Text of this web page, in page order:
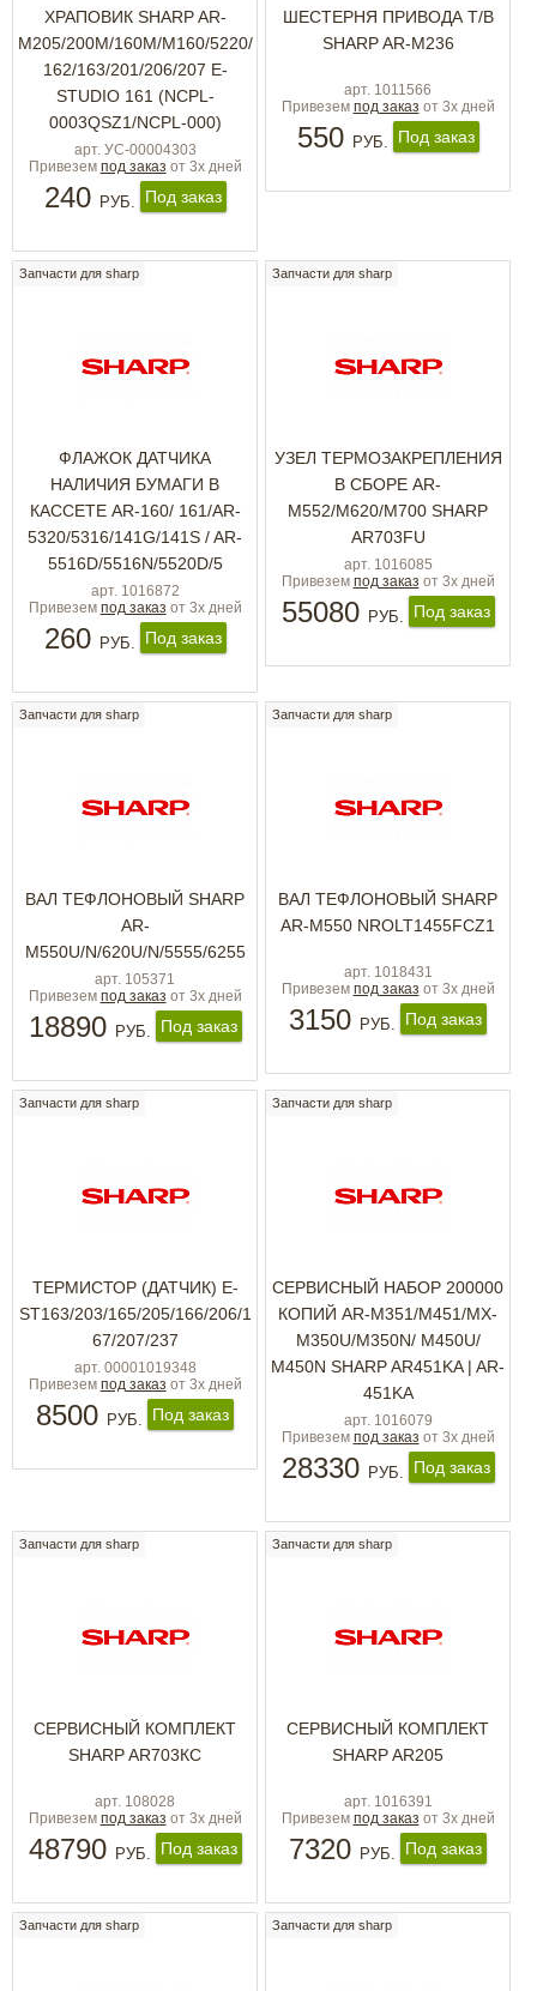
ХРАПОВИК SHARP AR-
M205/200M/160M/M160/5220/
162/163/201/206/207 E-
STUDIO 161 (NCPL-
0003QSZ1/NCPL-000)
арт. УС-00004303
Привезем под заказ от 3х дней
240 РУБ. Под заказ
ШЕСТЕРНЯ ПРИВОДА Т/В
SHARP AR-M236
арт. 1011566
Привезем под заказ от 3х дней
550 РУБ. Под заказ
Запчасти для sharp
ФЛАЖОК ДАТЧИКА
НАЛИЧИЯ БУМАГИ В
КАССЕТЕ AR-160/ 161/AR-
5320/5316/141G/141S / AR-
5516D/5516N/5520D/5
арт. 1016872
Привезем под заказ от 3х дней
260 РУБ. Под заказ
Запчасти для sharp
УЗЕЛ ТЕРМОЗАКРЕПЛЕНИЯ
В СБОРЕ AR-
M552/M620/M700 SHARP
AR703FU
арт. 1016085
Привезем под заказ от 3х дней
55080 РУБ. Под заказ
Запчасти для sharp
ВАЛ ТЕФЛОНОВЫЙ SHARP
AR-
M550U/N/620U/N/5555/6255
арт. 105371
Привезем под заказ от 3х дней
18890 РУБ. Под заказ
Запчасти для sharp
ВАЛ ТЕФЛОНОВЫЙ SHARP
AR-M550 NROLT1455FCZ1
арт. 1018431
Привезем под заказ от 3х дней
3150 РУБ. Под заказ
Запчасти для sharp
ТЕРМИСТОР (ДАТЧИК) E-
ST163/203/165/205/166/206/1
67/207/237
арт. 00001019348
Привезем под заказ от 3х дней
8500 РУБ. Под заказ
Запчасти для sharp
СЕРВИСНЫЙ НАБОР 200000
КОПИЙ AR-M351/М451/MX-
M350U/M350N/ M450U/
M450N SHARP AR451KA | AR-
451KA
арт. 1016079
Привезем под заказ от 3х дней
28330 РУБ. Под заказ
Запчасти для sharp
СЕРВИСНЫЙ КОМПЛЕКТ
SHARP AR703КС
арт. 108028
Привезем под заказ от 3х дней
48790 РУБ. Под заказ
Запчасти для sharp
СЕРВИСНЫЙ КОМПЛЕКТ
SHARP AR205
арт. 1016391
Привезем под заказ от 3х дней
7320 РУБ. Под заказ
Запчасти для sharp Запчасти для sharp